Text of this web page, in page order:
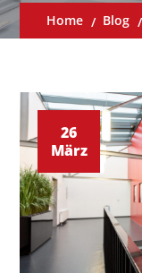
Home Blog
26
März